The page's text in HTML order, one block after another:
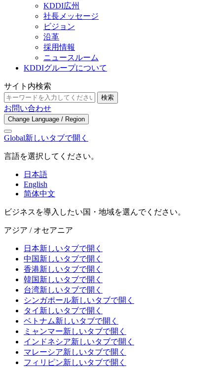
KDDI広州
社長メッセージ
ビジョン
沿革
採用情報
ニュースルーム
KDDIグループについて
サイト内検索
検索
お問い合わせ
Change Language / Region
Global新しいタブで開く
言語を選択してください。
日本語
English
简体中文
ビジネスを導入したい国・地域を選んでください。
アジア / オセアニア
日本新しいタブで開く
中国新しいタブで開く
香港新しいタブで開く
韓国新しいタブで開く
台湾新しいタブで開く
シンガポール新しいタブで開く
タイ 新しいタブで開く
ベトナム新しいタブで開く
ミャンマー新しいタブで開く
インドネシア新しいタブで開く
マレーシア新しいタブで開く
フィリピン新しいタブで開く